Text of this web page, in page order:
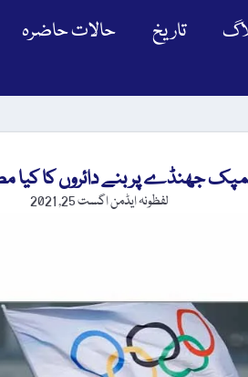
تاریخ حالات حاضرہ
جھنڈے پر بنے دائروں کا
لفظونہ ایڈمناگست 25, 2021